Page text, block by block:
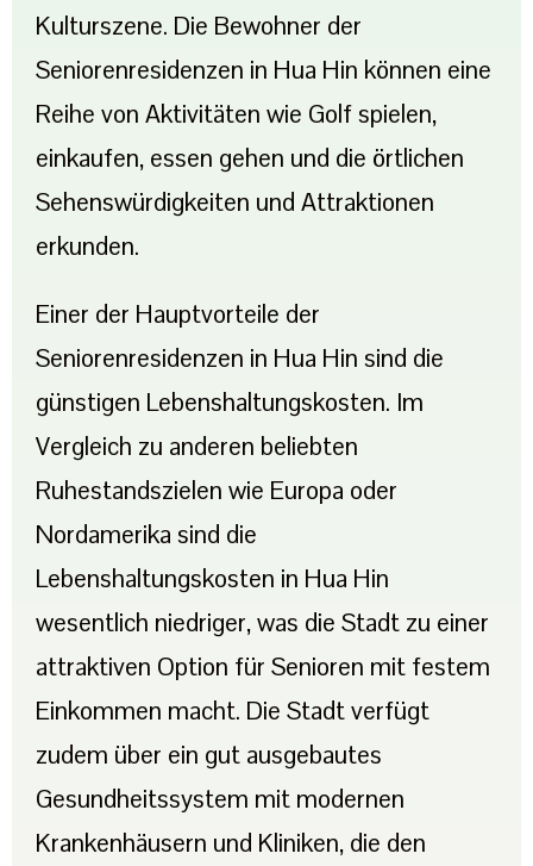
Kulturszene. Die Bewohner der
Seniorenresidenzen in Hua Hin können eine
Reihe von Aktivitäten wie Golf spielen,
einkaufen, essen gehen und die örtlichen
Sehenswürdigkeiten und Attraktionen
erkunden.
Einer der Hauptvorteile der
Seniorenresidenzen in Hua Hin sind die
günstigen Lebenshaltungskosten. Im
Vergleich zu anderen beliebten
Ruhestandszielen wie Europa oder
Nordamerika sind die
Lebenshaltungskosten in Hua Hin
wesentlich niedriger, was die Stadt zu einer
attraktiven Option für Senioren mit festem
Einkommen macht. Die Stadt verfügt
zudem über ein gut ausgebautes
Gesundheitssystem mit modernen
Krankenhäusern und Kliniken, die den